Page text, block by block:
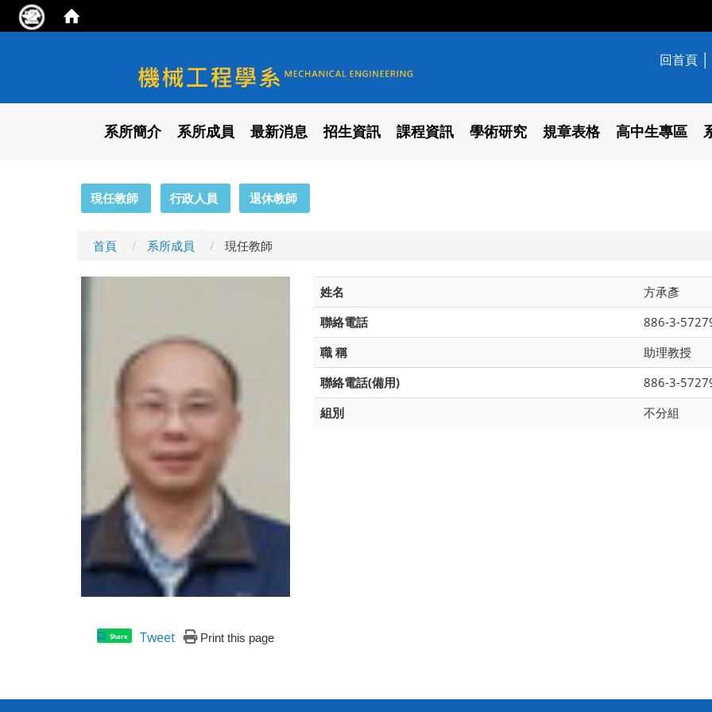
國立陽明交通大學 機械工程學系
回首頁
系所簡介 系所成員 最新消息 招生資訊 課程資訊 學術研究 規章表格 高中生專區
現任教師 行政人員 退休教師
首頁 系所成員 現任教師
姓名
方承彥
聯絡電話
886-3-
職 稱
助理教授
聯絡電話(備用)
886-3-
組別
不分組
Share Tweet Print this page